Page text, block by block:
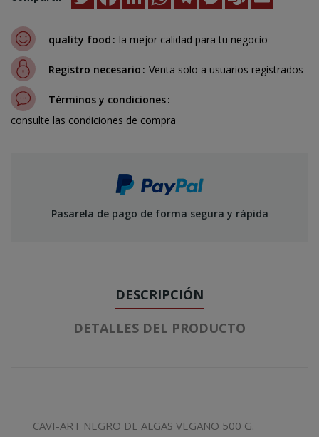
quality food la mejor calidad para tu negocio
Registro necesario Venta solo a usuarios registrados
Términos y condiciones
consulte las condiciones de compra
Pasarela de pago de forma segura y rápida
DESCRIPCIÓN
DETALLES DEL PRODUCTO
CAVI-ART NEGRO DE ALGAS VEGANO 500 G.